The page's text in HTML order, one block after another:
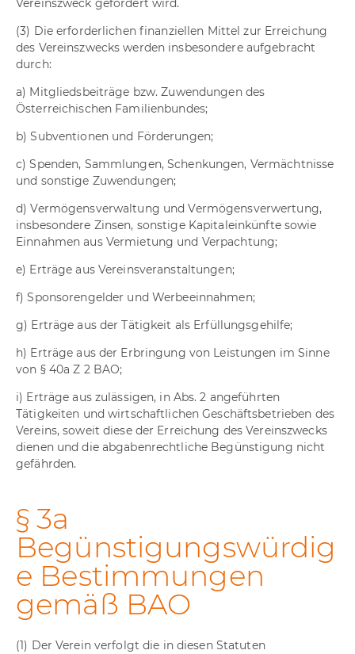
Vereinszweck gefördert wird.
(3) Die erforderlichen finanziellen Mittel zur Erreichung
des Vereinszwecks werden insbesondere aufgebracht
durch:
a) Mitgliedsbeiträge bzw. Zuwendungen des
Österreichischen Familienbundes;
b) Subventionen und Förderungen;
c) Spenden, Sammlungen, Schenkungen, Vermächtnisse
und sonstige Zuwendungen;
d) Vermögensverwaltung und Vermögensverwertung,
insbesondere Zinsen, sonstige Kapitaleinkünfte sowie
Einnahmen aus Vermietung und Verpachtung;
e) Erträge aus Vereinsveranstaltungen;
f) Sponsorengelder und Werbeeinnahmen;
g) Erträge aus der Tätigkeit als Erfüllungsgehilfe;
h) Erträge aus der Erbringung von Leistungen im Sinne
von § 40a Z 2 BAO;
i) Erträge aus zulässigen, in Abs. 2 angeführten
Tätigkeiten und wirtschaftlichen Geschäftsbetrieben des
Vereins, soweit diese der Erreichung des Vereinszwecks
dienen und die abgabenrechtliche Begünstigung nicht
gefährden.
§ 3a
Begünstigungswürdig
e Bestimmungen
gemäß BAO
(1) Der Verein verfolgt die in diesen Statuten